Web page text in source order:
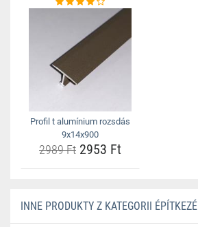
Profil t alumínium rozsdás
9x14x900
2989 Ft 2953 Ft
INNE PRODUKTY Z KATEGORII ÉPÍTKEZÉ